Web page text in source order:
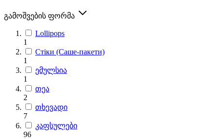
გამოშვების ფორმა
Lollipops
1
Стіки (Саше-пакети)
1
ემულსია
1
თეა
2
თხევადი
7
კაფსულები
96